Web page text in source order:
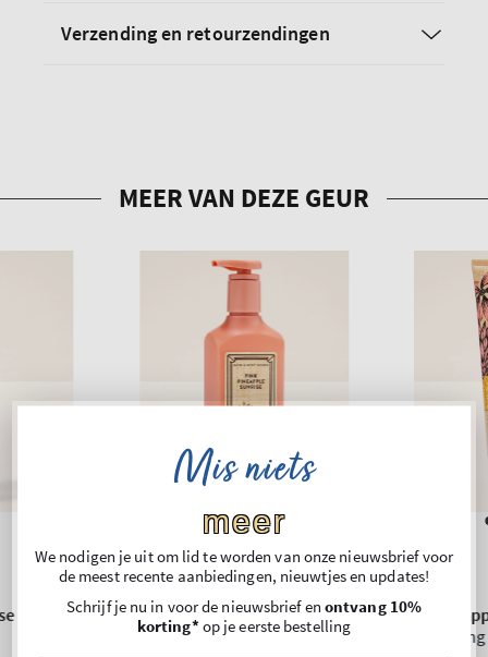
Verzending en retourzendingen
Mis niets
meer
We nodigen je uit om lid te worden van onze nieuwsbrief voor
de meest recente aanbiedingen, nieuwtjes en updates!
Schrijf je nu in voor de nieuwsbrief en ontvang 10%
korting*op je eerste bestelling